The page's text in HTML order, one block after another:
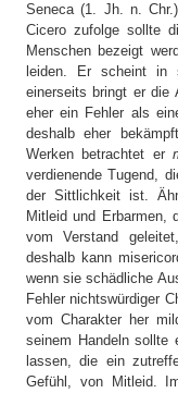
Seneca (1. Jh. n.
Cicero zufolge sollte
Menschen bezeigt
leiden. Er scheint in
einerseits bringt er die
eher ein Fehler als
deshalb eher
Werken betrachtet er
verdienende Tugend,
der Sittlichkeit ist.
Mitleid und Erbarmen,
vom Verstand
deshalb kann
wenn sie schädliche
Fehler nichtswürdiger
vom Charakter her
seinem Handeln
lassen, die ein
Gefühl, von Mitleid.